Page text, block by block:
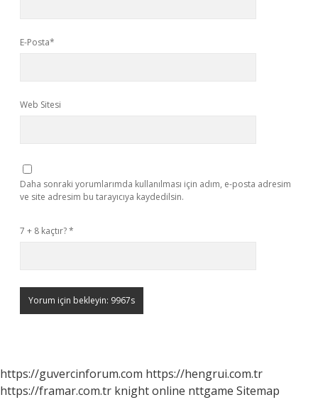
E-Posta*
Web Sitesi
Daha sonraki yorumlarımda kullanılması için adım, e-posta adresim
ve site adresim bu tarayıcıya kaydedilsin.
7 + 8 kaçtır?*
https://guvercinforum.com https://hengrui.com.tr
https://framar.com.tr knight online nttgame Sitemap